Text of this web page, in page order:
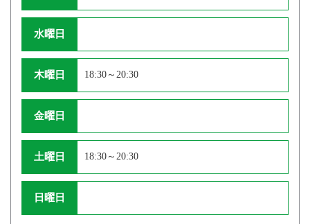
水曜日
木曜日 18:30～20:30
金曜日
土曜日 18:30～20:30
日曜日